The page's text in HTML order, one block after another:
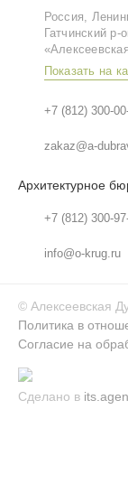
Россия,
Гатчинский
Показать на
+7 (812) 300-
zakaz@a-
Архитектурное
+7 (812) 300-
info@o-krug.ru
© Алексеевская
Политика в
Согласие на
Сделано в